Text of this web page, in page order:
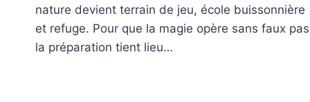
nature devient terrain de jeu, école buissonnière
et refuge. Pour que la magie opère sans faux
la préparation tient lieu…